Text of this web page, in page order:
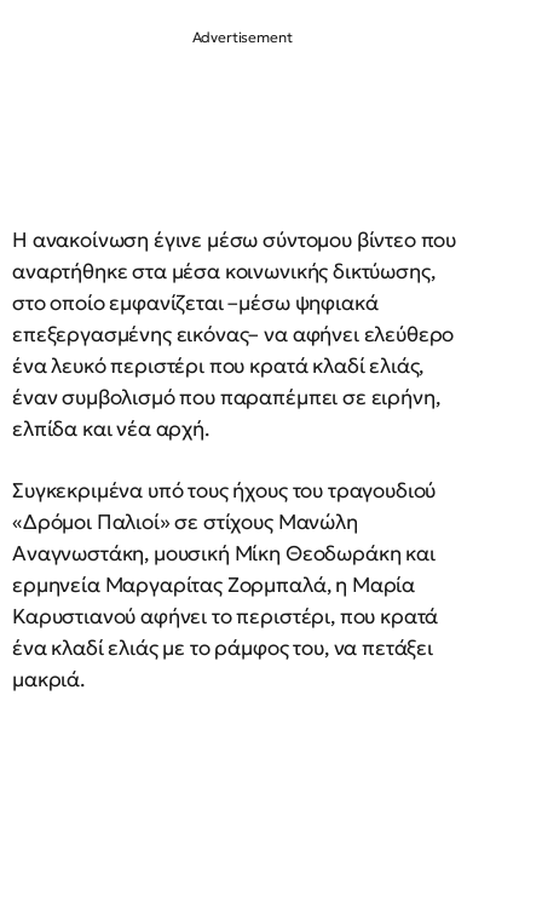
Η ανακοίνωση έγινε μέσω σύντομου βίντεο που
αναρτήθηκε στα μέσα κοινωνικής δικτύωσης,
στο οποίο εμφανίζεται –μέσω ψηφιακά
επεξεργασμένης εικόνας– να αφήνει ελεύθερο
ένα λευκό περιστέρι που κρατά κλαδί ελιάς,
έναν συμβολισμό που παραπέμπει σε ειρήνη,
ελπίδα και νέα αρχή.
Συγκεκριμένα υπό τους ήχους του τραγουδιού
«Δρόμοι Παλιοί» σε στίχους Μανώλη
Αναγνωστάκη, μουσική Μίκη Θεοδωράκη και
ερμηνεία Μαργαρίτας Ζορμπαλά, η Μαρία
Καρυστιανού αφήνει το περιστέρι, που κρατά
ένα κλαδί ελιάς με το ράμφος του, να πετάξει
μακριά.